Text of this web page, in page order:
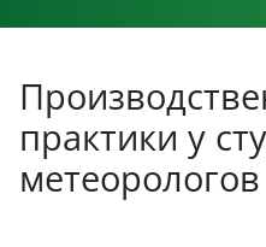
практики у
метеорологов